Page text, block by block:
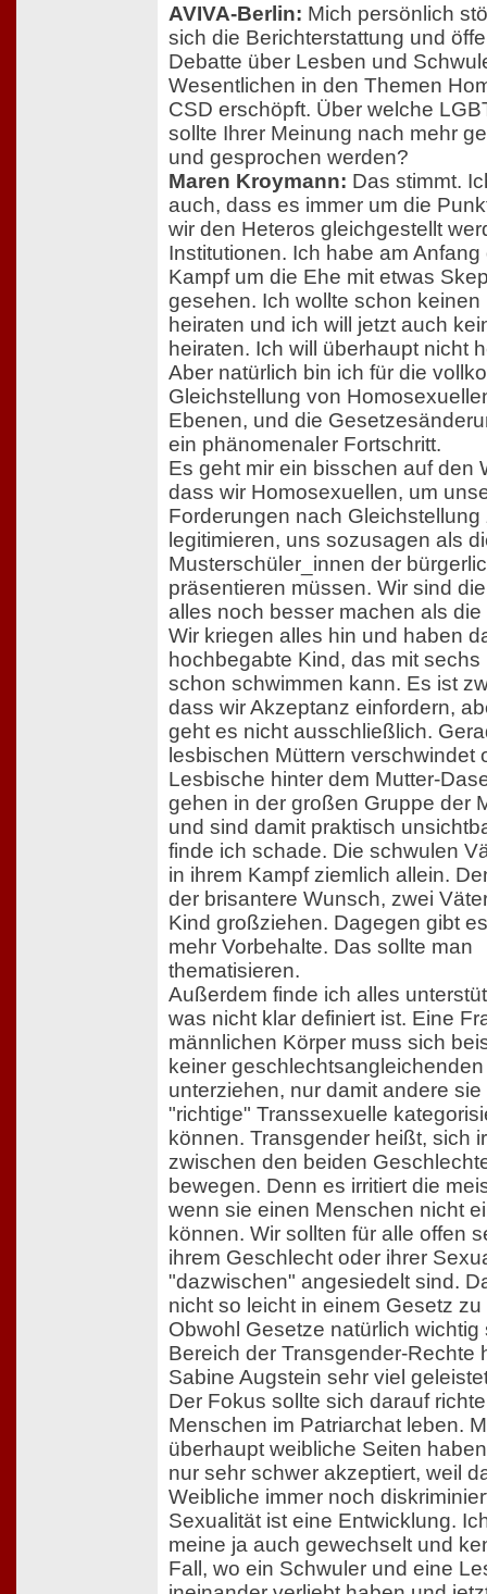
AVIVA-Berlin: Mich persönlich
sich die Berichterstattung und
Debatte über Lesben und
Wesentlichen in den Themen
CSD erschöpft. Über welche
sollte Ihrer Meinung nach mehr
und gesprochen werden?
Maren Kroymann: Das stimmt.
auch, dass es immer um die
wir den Heteros gleichgestellt
Institutionen. Ich habe am Anfang
Kampf um die Ehe mit etwas
gesehen. Ich wollte schon keinen
heiraten und ich will jetzt auch
heiraten. Ich will überhaupt nicht
Aber natürlich bin ich für die
Gleichstellung von
Ebenen, und die
ein phänomenaler Fortschritt.
Es geht mir ein bisschen auf den
dass wir Homosexuellen, um
Forderungen nach Gleichstellung
legitimieren, uns sozusagen als
Musterschüler_innen der
präsentieren müssen. Wir sind
alles noch besser machen als die
Wir kriegen alles hin und haben
hochbegabte Kind, das mit sechs
schon schwimmen kann. Es ist
dass wir Akzeptanz einfordern,
geht es nicht ausschließlich.
lesbischen Müttern verschwindet
Lesbische hinter dem Mutter-
gehen in der großen Gruppe der
und sind damit praktisch
finde ich schade. Die schwulen
in ihrem Kampf ziemlich allein.
der brisantere Wunsch, zwei
Kind großziehen. Dagegen gibt
mehr Vorbehalte. Das sollte man
thematisieren.
Außerdem finde ich alles
was nicht klar definiert ist. Eine
männlichen Körper muss sich
keiner
unterziehen, nur damit andere sie
"richtige" Transsexuelle
können. Transgender heißt, sich
zwischen den beiden
bewegen. Denn es irritiert die
wenn sie einen Menschen nicht
können. Wir sollten für alle offen
ihrem Geschlecht oder ihrer
"dazwischen" angesiedelt sind.
nicht so leicht in einem Gesetz zu
Obwohl Gesetze natürlich wichtig
Bereich der Transgender-Rechte
Sabine Augstein sehr viel
Der Fokus sollte sich darauf
Menschen im Patriarchat leben.
überhaupt weibliche Seiten
nur sehr schwer akzeptiert, weil
Weibliche immer noch
Sexualität ist eine Entwicklung.
meine ja auch gewechselt und
Fall, wo ein Schwuler und eine